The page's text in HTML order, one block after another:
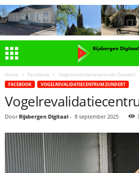
Home Facebook Vogelrevalidatiecentrum Zundert
FACEBOOK VOGELREVALIDATIECENTRUM ZUNDERT
Door Rijsbergen Digitaal - 8 september 2025